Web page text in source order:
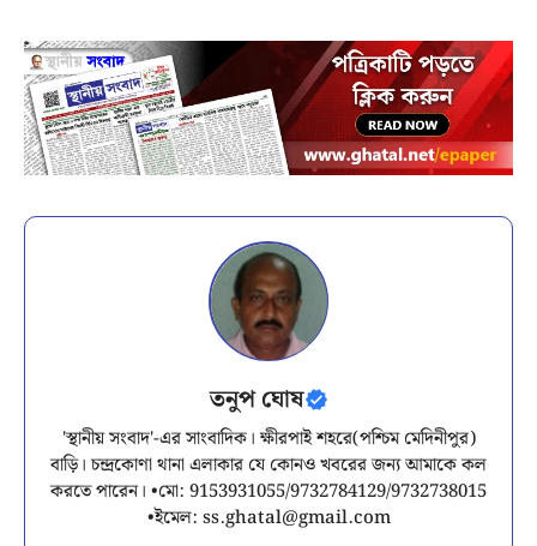
তনুপ ঘোষ
'স্থানীয় সংবাদ'-এর সাংবাদিক। ক্ষীরপাই শহরে(পশ্চিম মেদিনীপুর)
বাড়ি। চন্দ্রকোণা থানা এলাকার যে কোনও খবরের জন্য আমাকে কল
করতে পারেন। •মো: 9153931055/9732784129/9732738015
•ইমেল: ss.ghatal@gmail.com